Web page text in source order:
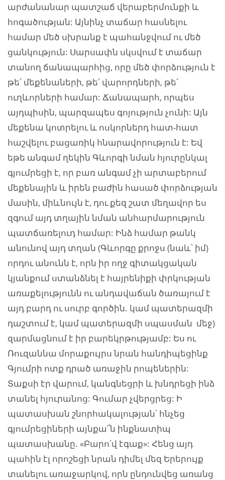
արժանանար պատշաճ վերաբերմունքի և
հոգածության: Այնինչ տաճար հասնելու
համար մեծ սխրանք է պահանջվում ու մեծ
ցանկություն: Սարսափն սկսվում է տաճար
տանող ճանապարհից, որը մեծ փորձություն է
թե՛ մեքենաների, թե՛ վարորդների, թե՛
ուղևորների համար: Ճանապարհ, որպես
այդպիսին, պարզապես գոյություն չունի: Այն
մեքենա կոտրելու և ոսկորներդ հատ-հատ
հաշվելու բացառիկ հնարավորություն է: Եվ
եթե անգամ ղեկին Գևորգի նման հյուրընկալ
գյումրեցի է, որ բառ անգամ չի արտաբերում
մեքենային և իրեն բաժին հասած փորձության
մասին, միևնույն է, դու քեզ շատ մեղավոր ես
զգում այդ տղային նման անհարմարություն
պատճառելուդ համար: Ինձ համար թանկ
անունով այդ տղան (Գևորգը քրոջս (նաև՝ իմ)
որդու անունն է, որն իր ողջ գիտակցական
կյանքում ստանձնել է հայրենիքի փրկության
առաքելությունն ու անդավաճան ծառայում է
այդ բարդ ու սուրբ գործին. կամ պատերազմի
դաշտում է, կամ պատերազմի սպասման մեջ)
զարմացնում է իր բարեկրթությամբ: Ես ու
Ռուզաննա մորաքույրս նրան հանդիպեցինք
Գյումրի ոտք դրած առաջին րոպեներին:
Տաքսի էր վարում, կանգնեցրի և խնդրեցի ինձ
տանել հյուրանոց: Գումար չվերցրեց: Ի
պատասխան շնորհակալության՝ հնչեց
գյումրեցիների այնքա՜ն ինքնատիպ
պատասխանը. «Բարո՛վ էգաք»: Հենց այդ
պահին էլ որոշեցի նրան դիմել մեզ Երերույք
տանելու առաջարկով, որն ընդունվեց առանց